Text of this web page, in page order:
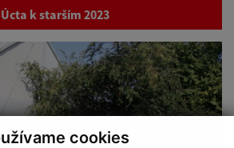
cookies
Úcta k starším 2023